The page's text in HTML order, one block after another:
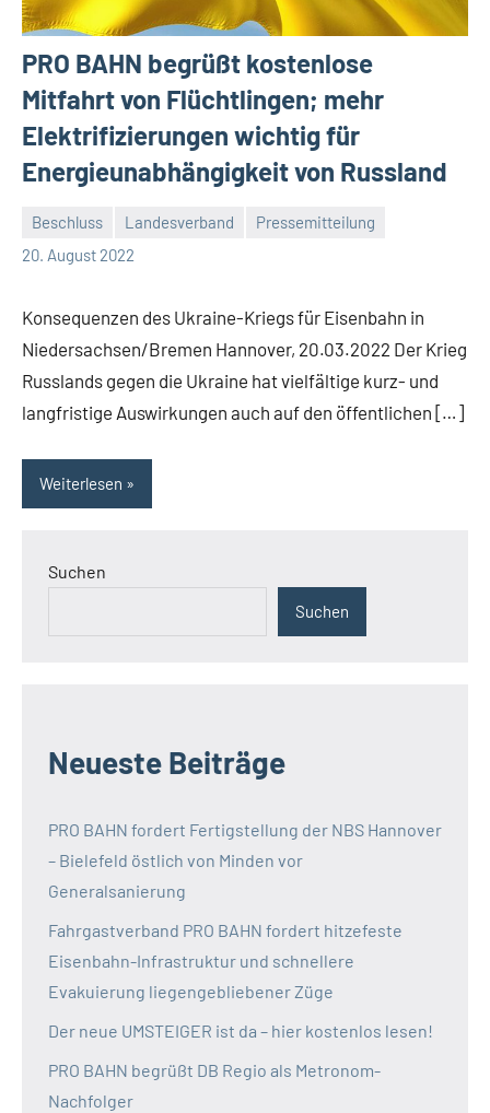
PRO BAHN begrüßt kostenlose
Mitfahrt von Flüchtlingen; mehr
Elektrifizierungen wichtig für
Energieunabhängigkeit von Russland
Beschluss Landesverband
Pressemitteilung
20. August 2022
Malte
Keine
Konsequenzen des Ukraine-Kriegs für Eisenbahn in
Niedersachsen/Bremen Hannover, 20.03.2022 Der Krieg
Russlands gegen die Ukraine hat vielfältige kurz- und
langfristige Auswirkungen auch auf den öffentlichen […]
Weiterlesen
Suchen
Suchen
Neueste Beiträge
PRO BAHN fordert Fertigstellung der NBS Hannover
– Bielefeld östlich von Minden vor
Generalsanierung
Fahrgastverband PRO BAHN fordert hitzefeste
Eisenbahn-Infrastruktur und schnellere
Evakuierung liegengebliebener Züge
Der neue UMSTEIGER ist da – hier kostenlos lesen!
PRO BAHN begrüßt DB Regio als Metronom-
Nachfolger